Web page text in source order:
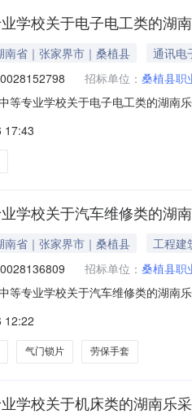
学校关于电子电工类的湖
南省｜张家界市｜桑植县 通讯电
招标单位： 桑植县职
等专业学校关于电子电工类的湖南
采购单位信息采购单位名称：桑植
17:43
学校关于汽车维修类的湖
南省｜张家界市｜桑植县 工程建
招标单位： 桑植县职
等专业学校关于汽车维修类的湖南
采购单位信息采购单位名称：桑植
12:22
气门锁片 劳保手套
学校关于机床类的湖南乐